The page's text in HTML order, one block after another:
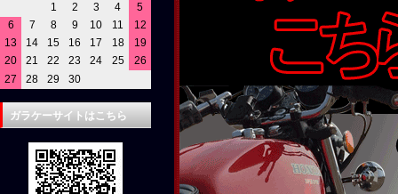
1 2 3 4
5
6
7 8 9 10 11
12
13
14 15 16 17 18
19
20
21 22 23 24 25
26
27
28 29 30
ガラケーサイトはこちら